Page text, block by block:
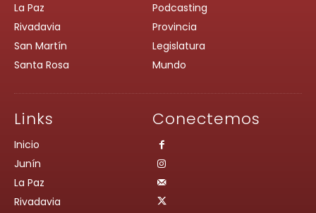
La Paz
Rivadavia
San Martín
Santa Rosa
Podcasting
Provincia
Legislatura
Mundo
Links
Inicio
Junín
La Paz
Rivadavia
Conectemos